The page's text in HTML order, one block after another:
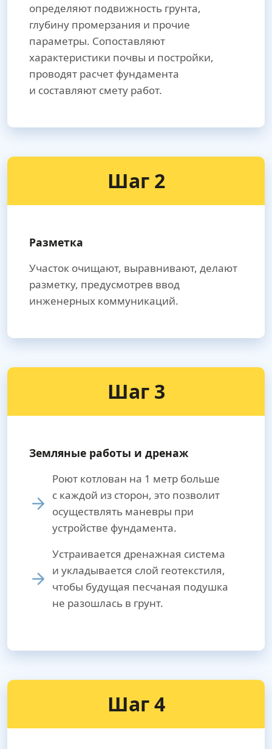
определяют подвижность грунта,
глубину промерзания и прочие
параметры. Сопоставляют
характеристики почвы и постройки,
проводят расчет фундамента
и составляют смету работ.
Шаг 2
Разметка
Участок очищают, выравнивают, делают
разметку, предусмотрев ввод
инженерных коммуникаций.
Шаг 3
Земляные работы и дренаж
Роют котлован на 1 метр больше
с каждой из сторон, это позволит
осуществлять маневры при
устройстве фундамента.
Устраивается дренажная система
и укладывается слой геотекстиля,
чтобы будущая песчаная подушка
не разошлась в грунт.
Шаг 4